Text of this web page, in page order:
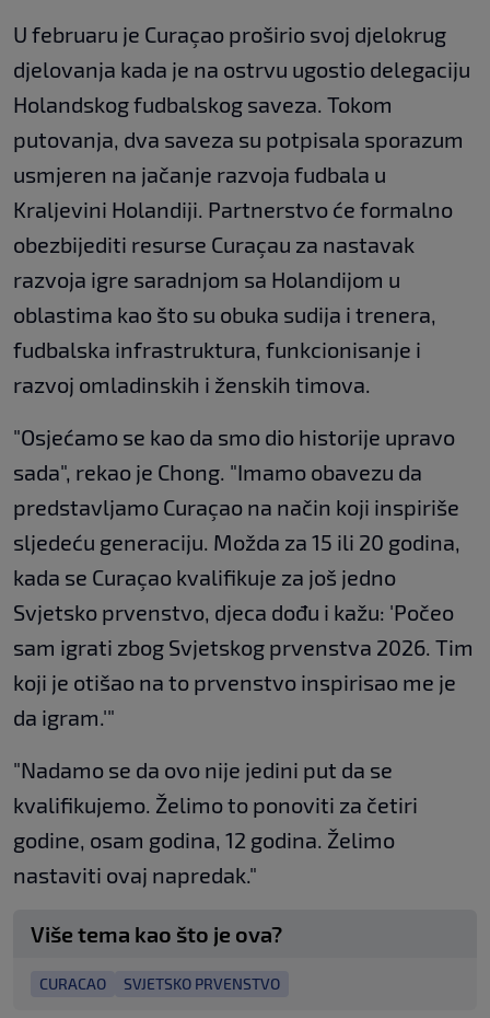
U februaru je Curaçao proširio svoj djelokrug
djelovanja kada je na ostrvu ugostio delegaciju
Holandskog fudbalskog saveza. Tokom
putovanja, dva saveza su potpisala sporazum
usmjeren na jačanje razvoja fudbala u
Kraljevini Holandiji. Partnerstvo će formalno
obezbijediti resurse Curaçau za nastavak
razvoja igre saradnjom sa Holandijom u
oblastima kao što su obuka sudija i trenera,
fudbalska infrastruktura, funkcionisanje i
razvoj omladinskih i ženskih timova.
"Osjećamo se kao da smo dio historije upravo
sada", rekao je Chong. "Imamo obavezu da
predstavljamo Curaçao na način koji inspiriše
sljedeću generaciju. Možda za 15 ili 20 godina,
kada se Curaçao kvalifikuje za još jedno
Svjetsko prvenstvo, djeca dođu i kažu: 'Počeo
sam igrati zbog Svjetskog prvenstva 2026. Tim
koji je otišao na to prvenstvo inspirisao me je
da igram.'"
"Nadamo se da ovo nije jedini put da se
kvalifikujemo. Želimo to ponoviti za četiri
godine, osam godina, 12 godina. Želimo
nastaviti ovaj napredak."
Više tema kao što je ova?
CURACAO SVJETSKO PRVENSTVO